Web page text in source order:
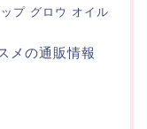
プ グロウ オイル
メの通販情報